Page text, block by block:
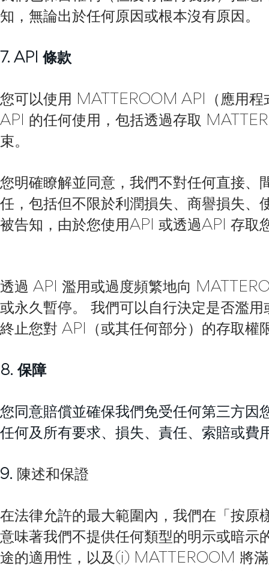
知，無論出於任何原因或根本沒有原因。
7. API 條款
您可以使用 MATTEROOM API（應用
API 的任何使用，包括透過存取
束。
您明確瞭解並同意，我們不對任何直接、
任，包括但不限於利潤損失、商譽損失、
被告知，由於您使用API​​ 或透過API 存取
透過 API 濫用或過度頻繁地向
或永久暫停。 我們可以自行決定是否濫
終止您對 API（或其任何部分）的存取權
8. 保障
您同意賠償並確保我們免受任何第三方
任何及所有要求、損失、責任、索賠或費
9. 陳述和保證
在法律允許的最大範圍內，我們在「按
意味著我們不提供任何類型的明示或暗示
途的適用性，以及(i) MATTEROOM 將